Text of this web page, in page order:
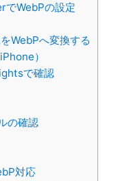
でWebPの設定
WebPへ変換する
）
で確認
の確認
対応